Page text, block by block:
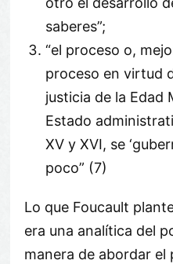
saberes”;
“el proceso o,
proceso en virtud
justicia de la Edad
Estado
XV y XVI, se
poco” (7)
Lo que Foucault
era una analítica del
manera de abordar el